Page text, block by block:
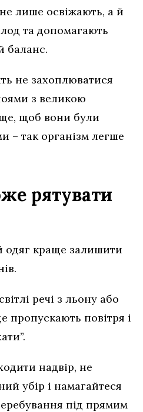
лише освіжають, а й
та допомагають
баланс.
не захоплюватися
з великою
щоб вони були
– так організм легше
рятувати
краще залишити
речі з льону або
пропускають повітря і
надвір, не
убір і намагайтеся
під прямим